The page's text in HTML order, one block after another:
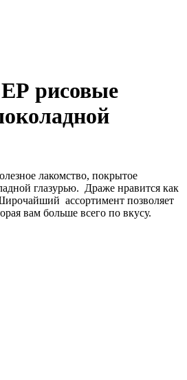
рисовые
лакомство, покрытое
глазурью. Драже нравится как
ассортимент позволяет
вам больше всего по вкусу.